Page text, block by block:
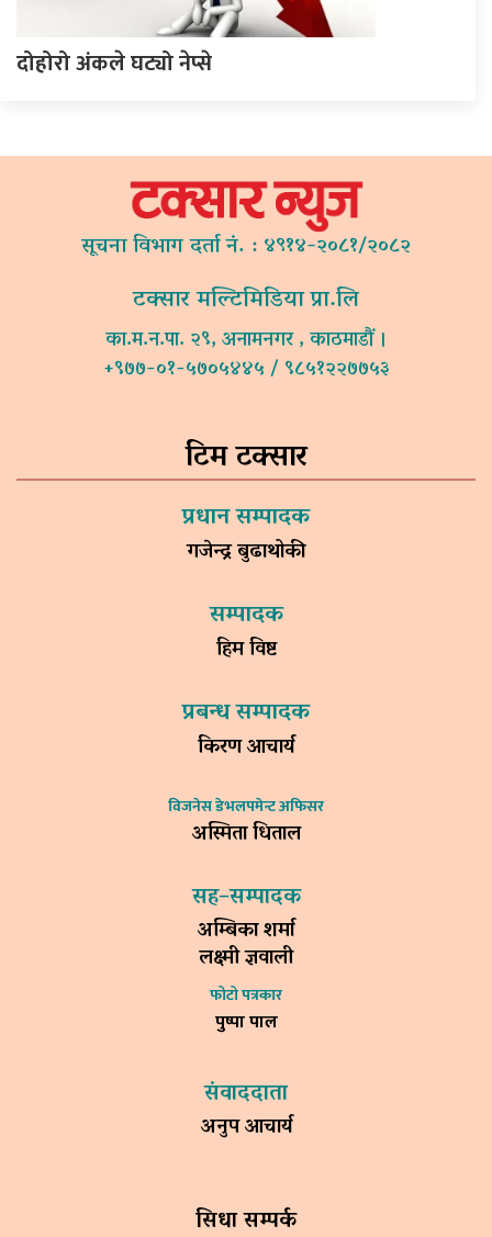
दोहोरो अंकले घट्यो नेप्से
सूचना विभाग दर्ता नं. : ४९१४-२०८१/२०८२
टक्सार मल्टिमिडिया प्रा.लि
का.म.न.पा. २९, अनामनगर , काठमाडौं ।
+९७७-०१-५७०५४४५ / ९८५१२२७७५३
टिम टक्सार
प्रधान सम्पादक
गजेन्द्र बुढाथोकी
सम्पादक
हिम विष्ट
प्रबन्ध सम्पादक
किरण आचार्य
विजनेस डेभलपमेन्ट अफिसर
अस्मिता धिताल
सह–सम्पादक
अम्बिका शर्मा
लक्ष्मी ज्ञवाली
फोटो पत्रकार
पुष्पा पाल
संवाददाता
अनुप आचार्य
सिधा सम्पर्क